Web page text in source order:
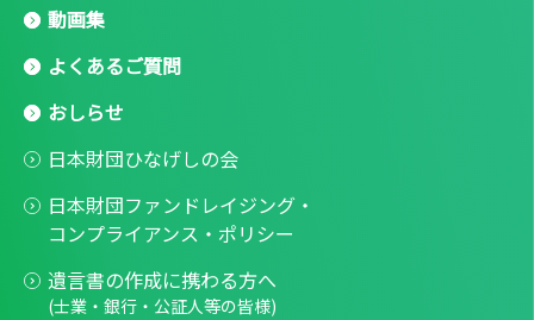
動画集
よくあるご質問
おしらせ
日本財団ひなげしの会
日本財団ファンドレイジング・
コンプライアンス・ポリシー
遺言書の作成に携わる方へ
(士業・銀行・公証人等の皆様)